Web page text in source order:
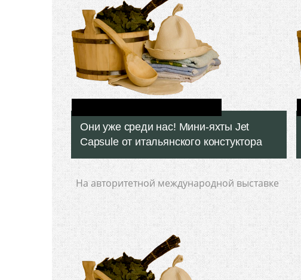
Они уже среди нас! Мини-яхты Jet
Capsule от итальянского констуктора
На авторитетной международной выставке
Monaco Boat Show, итальянский конструктор
Pierpaolo Lazzarini (Пьерпаоло Лаццарини)
впервые представил на
Подробнее